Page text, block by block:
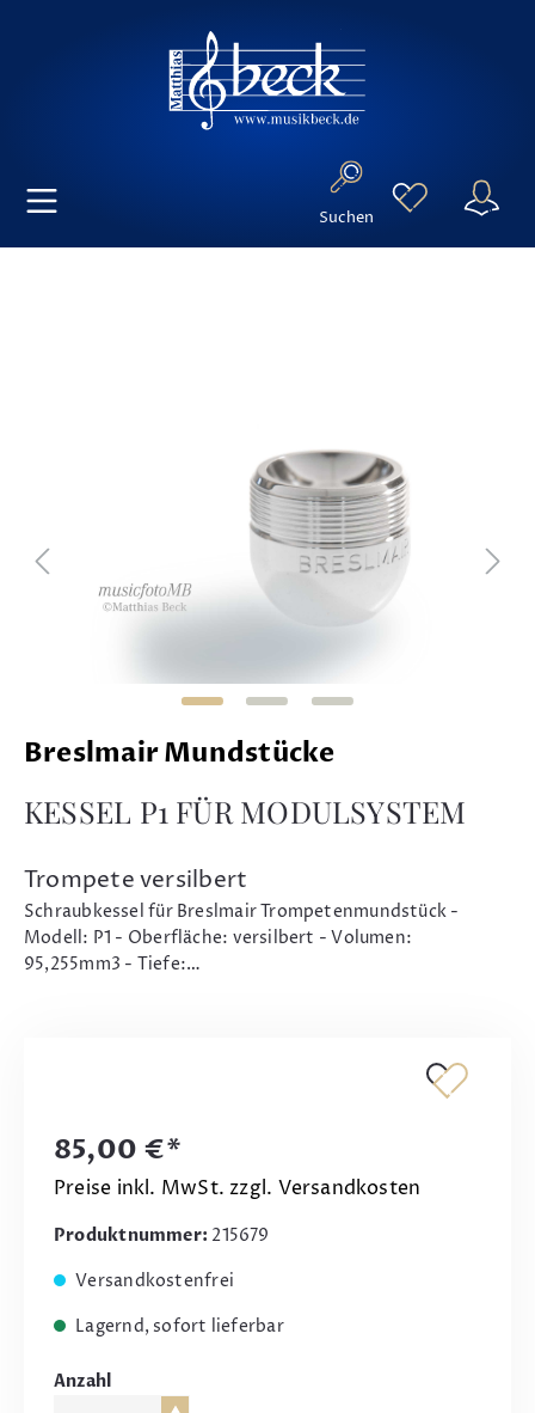
Suchen
Breslmair Mundstücke
KESSEL P1 FÜR MODULSYSTEM
Trompete versilbert
Schraubkessel für Breslmair Trompetenmundstück -
Modell: P1 - Oberfläche: versilbert - Volumen:
95,255mm3 - Tiefe:…
85,00 €*
Preise inkl. MwSt. zzgl. Versandkosten
Produktnummer: 215679
Versandkostenfrei
Lagernd, sofort lieferbar
Anzahl